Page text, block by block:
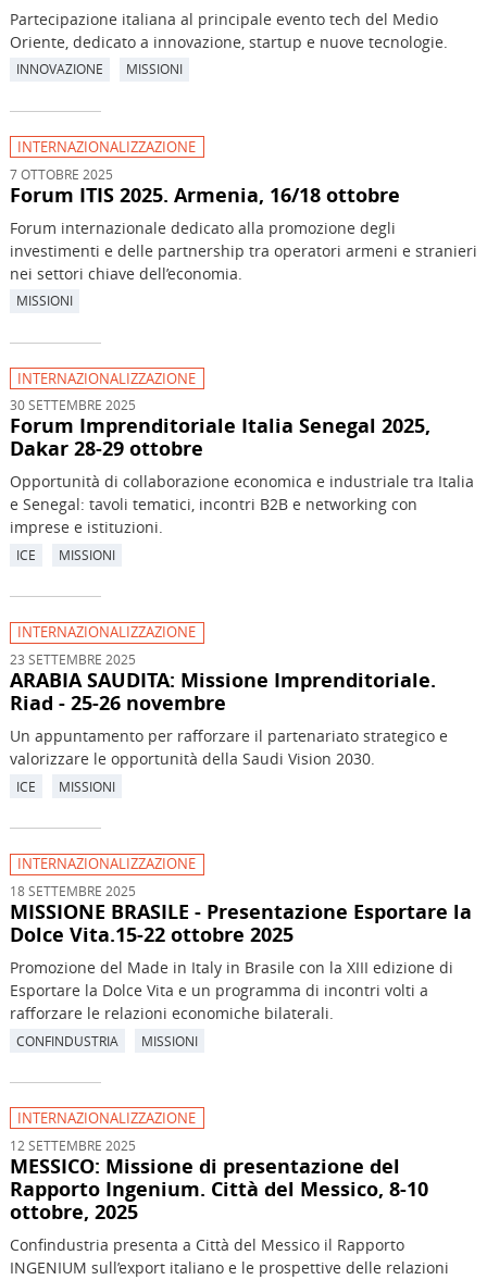
Partecipazione italiana al principale evento tech del Medio
Oriente, dedicato a innovazione, startup e nuove tecnologie.
INNOVAZIONE MISSIONI
INTERNAZIONALIZZAZIONE
7 OTTOBRE 2025
Forum ITIS 2025. Armenia, 16/18 ottobre
Forum internazionale dedicato alla promozione degli
investimenti e delle partnership tra operatori armeni e stranieri
nei settori chiave dell’economia.
MISSIONI
INTERNAZIONALIZZAZIONE
30 SETTEMBRE 2025
Forum Imprenditoriale Italia Senegal 2025,
Dakar 28-29 ottobre
Opportunità di collaborazione economica e industriale tra Italia
e Senegal: tavoli tematici, incontri B2B e networking con
imprese e istituzioni.
ICE MISSIONI
INTERNAZIONALIZZAZIONE
23 SETTEMBRE 2025
ARABIA SAUDITA: Missione Imprenditoriale.
Riad - 25-26 novembre
Un appuntamento per rafforzare il partenariato strategico e
valorizzare le opportunità della Saudi Vision 2030.
ICE MISSIONI
INTERNAZIONALIZZAZIONE
18 SETTEMBRE 2025
MISSIONE BRASILE - Presentazione Esportare la
Dolce Vita.15-22 ottobre 2025
Promozione del Made in Italy in Brasile con la XIII edizione di
Esportare la Dolce Vita e un programma di incontri volti a
rafforzare le relazioni economiche bilaterali.
CONFINDUSTRIA MISSIONI
INTERNAZIONALIZZAZIONE
12 SETTEMBRE 2025
MESSICO: Missione di presentazione del
Rapporto Ingenium. Città del Messico, 8-10
ottobre, 2025
Confindustria presenta a Città del Messico il Rapporto
INGENIUM sull’export italiano e le prospettive delle relazioni